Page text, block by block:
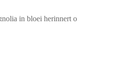
in bloei herinnert o